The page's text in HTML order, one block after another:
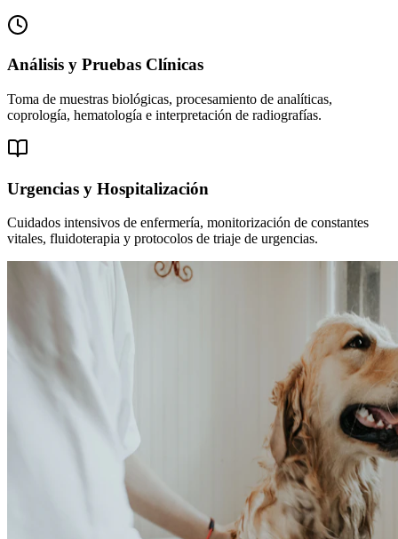
Análisis y Pruebas Clínicas
Toma de muestras biológicas, procesamiento de analíticas,
coprología, hematología e interpretación de radiografías.
Urgencias y Hospitalización
Cuidados intensivos de enfermería, monitorización de constantes
vitales, fluidoterapia y protocolos de triaje de urgencias.